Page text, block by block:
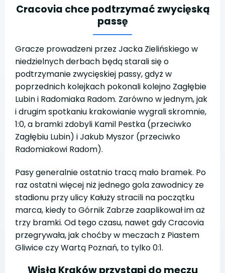
Cracovia chce podtrzymać zwycięską
passę
Gracze prowadzeni przez Jacka Zielińskiego w
niedzielnych derbach będą starali się o
podtrzymanie zwycięskiej passy, gdyż w
poprzednich kolejkach pokonali kolejno Zagłębie
Lubin i Radomiaka Radom. Zarówno w jednym, jak
i drugim spotkaniu krakowianie wygrali skromnie,
1:0, a bramki zdobyli Kamil Pestka (przeciwko
Zagłębiu Lubin) i Jakub Myszor (przeciwko
Radomiakowi Radom).
Pasy generalnie ostatnio tracą mało bramek. Po
raz ostatni więcej niż jednego gola zawodnicy ze
stadionu przy ulicy Kałuży stracili na początku
marca, kiedy to Górnik Zabrze zaaplikował im aż
trzy bramki. Od tego czasu, nawet gdy Cracovia
przegrywała, jak choćby w meczach z Piastem
Gliwice czy Wartą Poznań, to tylko 0:1.
Wisła Kraków przystąpi do meczu